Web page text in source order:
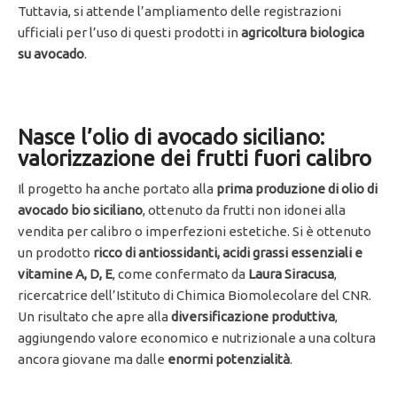
Tuttavia, si attende l’ampliamento delle registrazioni
ufficiali per l’uso di questi prodotti inagricoltura biologica
su avocado.
Nasce l’olio di avocado siciliano:
valorizzazione dei frutti fuori calibro
Il progetto ha anche portato alla prima produzione di olio di
avocado bio siciliano, ottenuto da frutti non idonei alla
vendita per calibro o imperfezioni estetiche. Si è ottenuto
un prodotto ricco di antiossidanti, acidi grassi essenziali e
vitamine A, D, E, come confermato da Laura Siracusa,
ricercatrice dell’Istituto di Chimica Biomolecolare del CNR.
Un risultato che apre alladiversificazione produttiva,
aggiungendo valore economico e nutrizionale a una coltura
ancora giovane ma dalle enormi potenzialità.